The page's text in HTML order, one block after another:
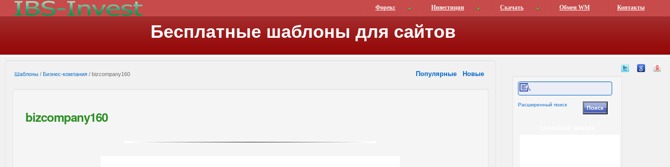
Форекс Инвестиции Скачать Обмен WM Контакты
Бесплатные шаблоны для сайтов
Шаблоны / Бизнес-компания / bizcompany160 Популярные Новые
bizcompany160
Расширенный поиск